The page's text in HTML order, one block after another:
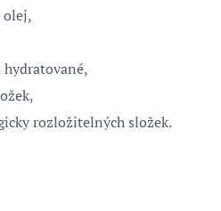
olej,
hydratované,
rozložitelných složek.